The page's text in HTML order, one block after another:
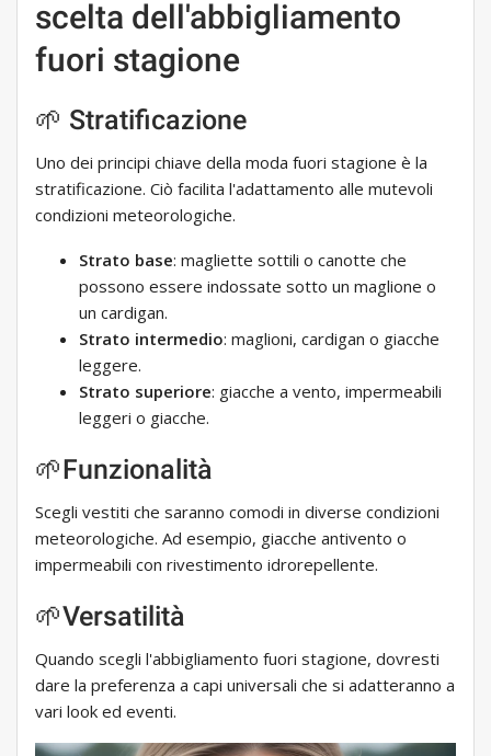
scelta dell'abbigliamento
fuori stagione
🌱 Stratificazione
Uno dei principi chiave della moda fuori stagione è la
stratificazione. Ciò facilita l'adattamento alle mutevoli
condizioni meteorologiche.
Strato base: magliette sottili o canotte che
possono essere indossate sotto un maglione o
un cardigan.
Strato intermedio: maglioni, cardigan o giacche
leggere.
Strato superiore: giacche a vento, impermeabili
leggeri o giacche.
🌱Funzionalità
Scegli vestiti che saranno comodi in diverse condizioni
meteorologiche. Ad esempio, giacche antivento o
impermeabili con rivestimento idrorepellente.
🌱Versatilità
Quando scegli l'abbigliamento fuori stagione, dovresti
dare la preferenza a capi universali che si adatteranno a
vari look ed eventi.